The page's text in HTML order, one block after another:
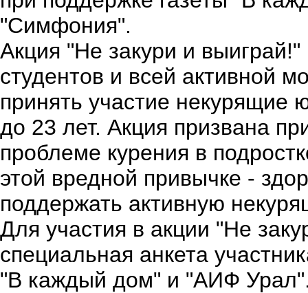
"Симфония".
Акция "Не закури и
студентов и всей активной
принять участие некурящие
до 23 лет. Акция призвана
проблеме курения в
этой вредной привычке -
поддержать активную
Для участия в акции "Не
специальная анкета
"В каждый дом" и "АИФ